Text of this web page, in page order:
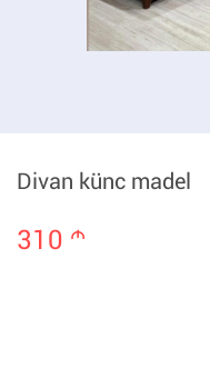
Divan künc madel
310 m